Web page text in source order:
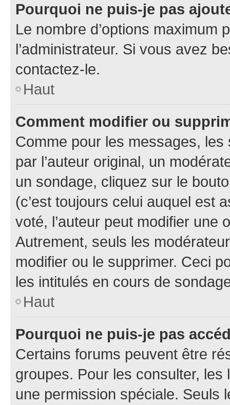
Pourquoi ne puis-je pas
Le nombre d’options maximum
l’administrateur. Si vous avez
contactez-le.
Haut
Comment modifier ou
Comme pour les messages,
par l’auteur original, un
un sondage, cliquez sur le
(c’est toujours celui auquel est
voté, l’auteur peut modifier une
Autrement, seuls les
modifier ou le supprimer. Ceci
les intitulés en cours de
Haut
Pourquoi ne puis-je pas
Certains forums peuvent être
groupes. Pour les consulter,
une permission spéciale. Seuls